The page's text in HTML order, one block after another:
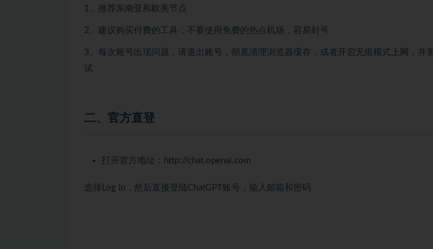
1、推荐东南亚和欧美节点
2、建议购买付费的工具，不要使用免费的热点机场，容易封号
3、每次账号出现问题，请退出账号，彻底清理浏览器缓存，或者开启无痕模式上网，并
试
二、官方直登
打开官方地址： http://chat.openai.com
选择Log in，然后直接登陆ChatGPT账号，输入邮箱和密码